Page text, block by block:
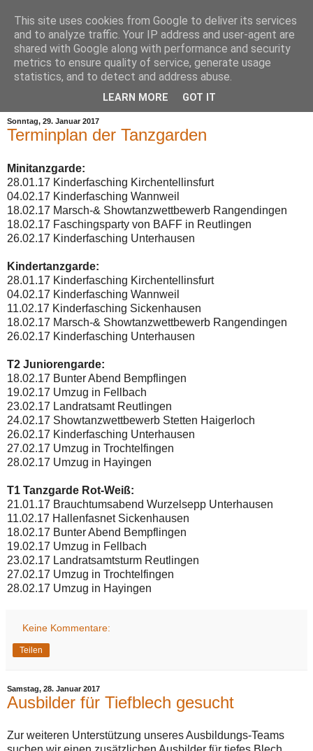
Sonntag, 29. Januar 2017
Terminplan der Tanzgarden
Minitanzgarde:
28.01.17 Kinderfasching Kirchentellinsfurt
04.02.17 Kinderfasching Wannweil
18.02.17 Marsch-& Showtanzwettbewerb Rangendingen
18.02.17 Faschingsparty von BAFF in Reutlingen
26.02.17 Kinderfasching Unterhausen
Kindertanzgarde:
28.01.17 Kinderfasching Kirchentellinsfurt
04.02.17 Kinderfasching Wannweil
11.02.17 Kinderfasching Sickenhausen
18.02.17 Marsch-& Showtanzwettbewerb Rangendingen
26.02.17 Kinderfasching Unterhausen
T2 Juniorengarde:
18.02.17 Bunter Abend Bempflingen
19.02.17 Umzug in Fellbach
23.02.17 Landratsamt Reutlingen
24.02.17 Showtanzwettbewerb Stetten Haigerloch
26.02.17 Kinderfasching Unterhausen
27.02.17 Umzug in Trochtelfingen
28.02.17 Umzug in Hayingen
T1 Tanzgarde Rot-Weiß:
21.01.17 Brauchtumsabend Wurzelsepp Unterhausen
11.02.17 Hallenfasnet Sickenhausen
18.02.17 Bunter Abend Bempflingen
19.02.17 Umzug in Fellbach
23.02.17 Landratsamtsturm Reutlingen
27.02.17 Umzug in Trochtelfingen
28.02.17 Umzug in Hayingen
Keine Kommentare:
Teilen
Samstag, 28. Januar 2017
Ausbilder für Tiefblech gesucht
Zur weiteren Unterstützung unseres Ausbildungs-Teams
This site uses cookies from Google to deliver its services
and to analyze traffic. Your IP address and user-agent are
shared with Google along with performance and security
metrics to ensure quality of service, generate usage
statistics, and to detect and address abuse.
LEARN MORE GOT IT